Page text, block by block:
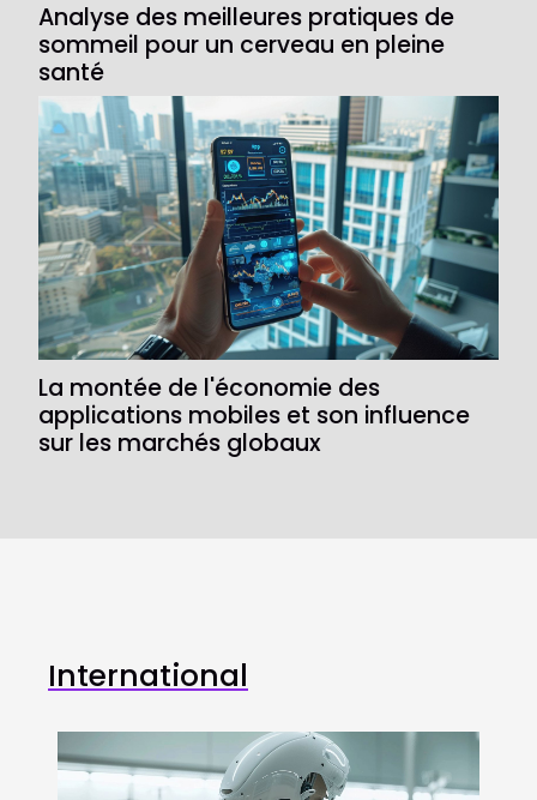
Analyse des meilleures pratiques de
sommeil pour un cerveau en pleine
santé
La montée de l'économie des
applications mobiles et son influence
sur les marchés globaux
International